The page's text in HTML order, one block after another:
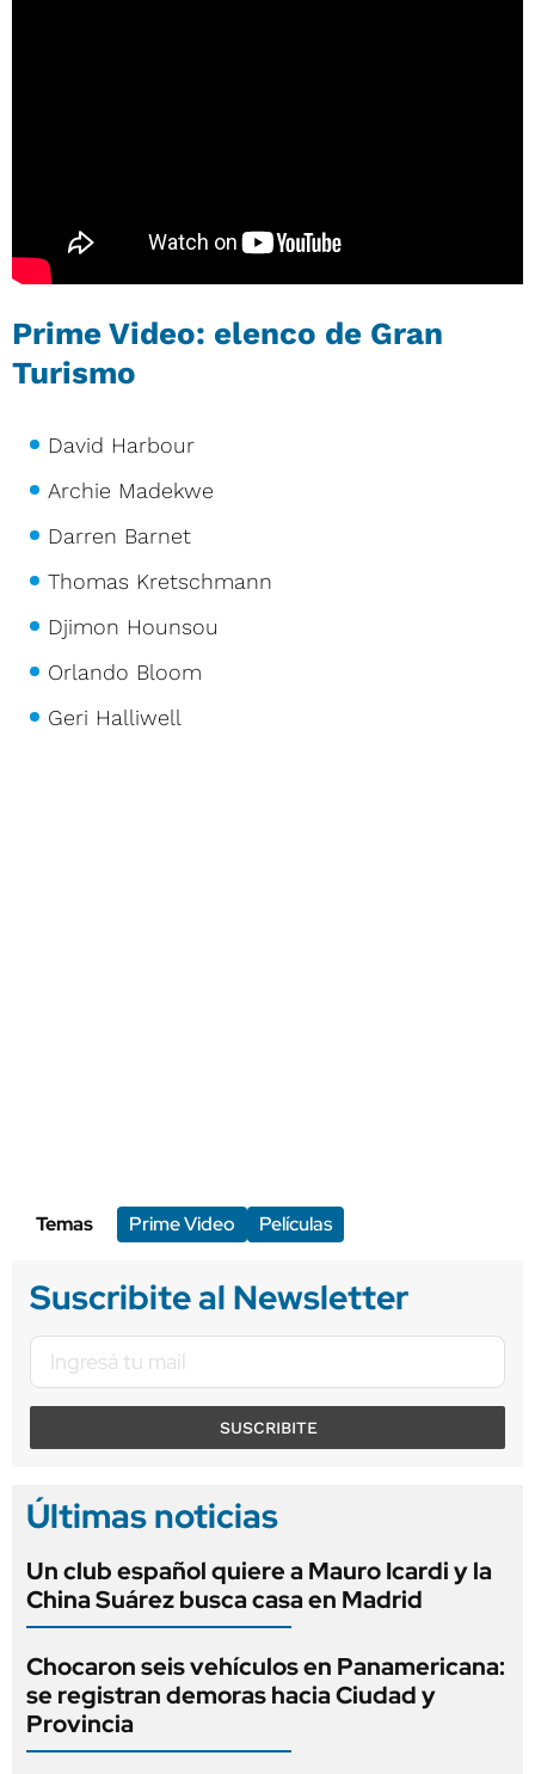
Prime Video: elenco de Gran
Turismo
David Harbour
Archie Madekwe
Darren Barnet
Thomas Kretschmann
Djimon Hounsou
Orlando Bloom
Geri Halliwell
Temas Prime Video Películas
Suscribite al Newsletter
SUSCRIBITE
Últimas noticias
Un club español quiere a Mauro Icardi y la
China Suárez busca casa en Madrid
Chocaron seis vehículos en Panamericana:
se registran demoras hacia Ciudad y
Provincia